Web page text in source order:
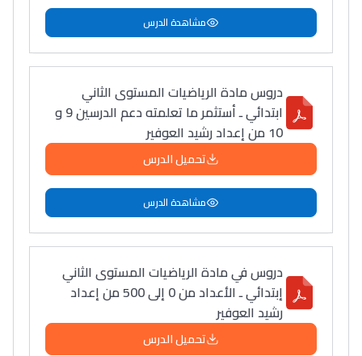
مشاهدة الدرس
دروس مادة الرياضيات المستوى الثاني
ابتدائي ـ أستثمر ما تعلمته دعم الدرسين 9 و
10 من إعداد رشيد العوفير
تحميل الدرس
مشاهدة الدرس
دروس في مادة الرياضيات المستوى الثاني
إبتدائي ـ الأعداد من 0 إلى 500 من إعداد
رشيد العوفير
تحميل الدرس